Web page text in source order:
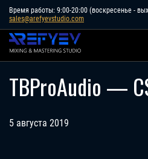
Skip
content
Время работы: 9:00-20:00 (воскресенье -
sales@arefyevstudio.com
TBProAudio —
5 августа 2019